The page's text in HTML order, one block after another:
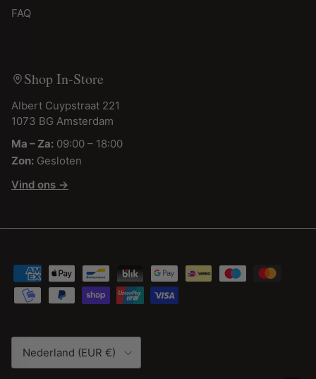
FAQ
Shop In-Store
Albert Cuypstraat 221
1073 BG Amsterdam
Ma – Za: 09:00 – 18:00
Zon: Gesloten
Vind ons →
Land/Regio
Nederland (EUR €)